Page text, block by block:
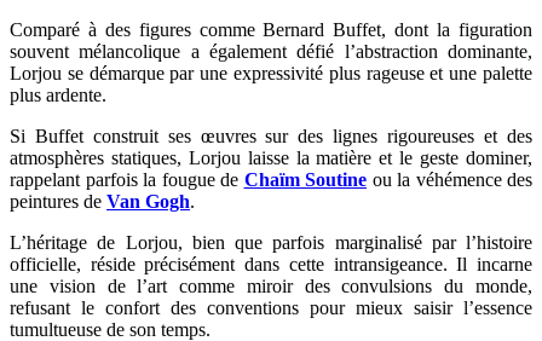
Comparé à des figures comme Bernard Buffet, dont la figuration
souvent mélancolique a également défié l’abstraction dominante,
Lorjou se démarque par une expressivité plus rageuse et une palette
plus ardente.
Si Buffet construit ses œuvres sur des lignes rigoureuses et des
atmosphères statiques, Lorjou laisse la matière et le geste dominer,
rappelant parfois la fougue de Chaïm Soutine ou la véhémence des
peintures de Van Gogh.
L’héritage de Lorjou, bien que parfois marginalisé par l’histoire
officielle, réside précisément dans cette intransigeance. Il incarne
une vision de l’art comme miroir des convulsions du monde,
refusant le confort des conventions pour mieux saisir l’essence
tumultueuse de son temps.